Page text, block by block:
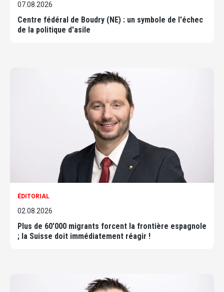
07.08.2026
Centre fédéral de Boudry (NE) : un symbole de l'échec
de la politique d'asile
ÉDITORIAL
02.08.2026
Plus de 60'000 migrants forcent la frontière espagnole
; la Suisse doit immédiatement réagir !